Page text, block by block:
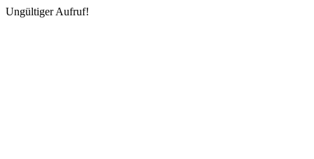
Ungültiger Aufruf!